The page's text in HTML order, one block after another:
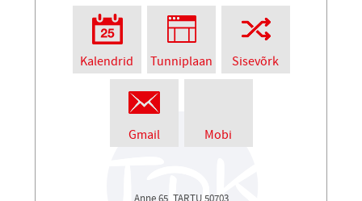
Kalendrid Tunniplaan Sisevõrk
Gmail Mobi